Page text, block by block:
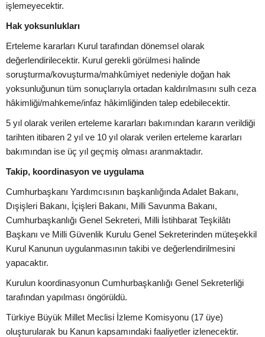
işlemeyecektir.
Hak yoksunlukları
Erteleme kararları Kurul tarafından dönemsel olarak
değerlendirilecektir. Kurul gerekli görülmesi halinde
soruşturma/kovuşturma/mahkûmiyet nedeniyle doğan hak
yoksunluğunun tüm sonuçlarıyla ortadan kaldırılmasını sulh ceza
hâkimliği/mahkeme/infaz hâkimliğinden talep edebilecektir.
5 yıl olarak verilen erteleme kararları bakımından kararın verildiği
tarihten itibaren 2 yıl ve 10 yıl olarak verilen erteleme kararları
bakımından ise üç yıl geçmiş olması aranmaktadır.
Takip, koordinasyon ve uygulama
Cumhurbaşkanı Yardımcısının başkanlığında Adalet Bakanı,
Dışişleri Bakanı, İçişleri Bakanı, Milli Savunma Bakanı,
Cumhurbaşkanlığı Genel Sekreteri, Milli İstihbarat Teşkilâtı
Başkanı ve Milli Güvenlik Kurulu Genel Sekreterinden müteşekkil
Kurul Kanunun uygulanmasının takibi ve değerlendirilmesini
yapacaktır.
Kurulun koordinasyonun Cumhurbaşkanlığı Genel Sekreterliği
tarafından yapılması öngörüldü.
Türkiye Büyük Millet Meclisi İzleme Komisyonu (17 üye)
oluşturularak bu Kanun kapsamındaki faaliyetler izlenecektir.